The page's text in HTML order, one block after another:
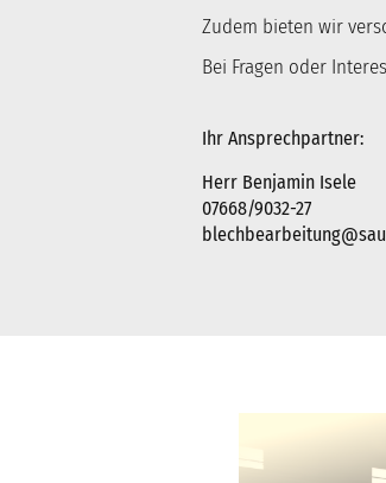
Zudem bieten wir
Bei Fragen oder
Ihr Ansprechpartner:
Herr Benjamin Isele
07668/9032-27